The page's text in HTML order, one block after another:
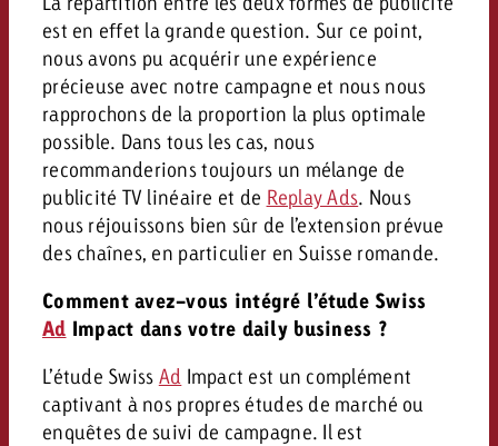
est en effet la grande question. Sur ce point,
nous avons pu acquérir une expérience
précieuse avec notre campagne et nous nous
rapprochons de la proportion la plus optimale
possible. Dans tous les cas, nous
recommanderions toujours un mélange de
publicité TV linéaire et de Replay Ads. Nous
nous réjouissons bien sûr de l’extension prévue
des chaînes, en particulier en Suisse romande.
Comment avez-vous intégré l’étude Swiss
Ad Impact dans votre daily business ?
L’étude Swiss Ad Impact est un complément
captivant à nos propres études de marché ou
enquêtes de suivi de campagne. Il est